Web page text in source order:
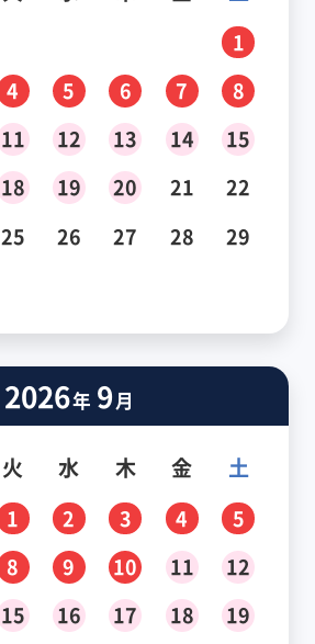
1
4 5 6 7
8
11 12 13 14
15
18 19 20 21
22
25 26 27 28
29
2026年 9月
火 水 木 金 土
1 2 3 4
5
8 9 10 11
12
15 16 17 18
19